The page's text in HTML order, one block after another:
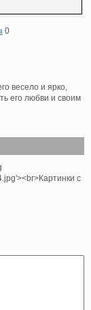
0
весело и ярко,
его любви и своим
с